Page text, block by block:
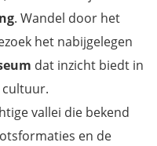
. Wandel door het
het nabijgelegen
dat inzicht biedt in
cultuur.
vallei die bekend
en de